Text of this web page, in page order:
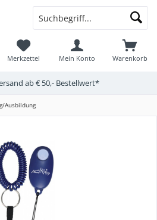
Warenkorb
Merkzettel Mein Konto
ab € 50,- Bestellwert*
Ausbildung